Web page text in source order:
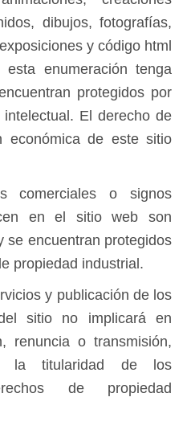
dibujos, fotografías,
y código html
enumeración tenga
protegidos por
El derecho de
económica de este sitio
comerciales o signos
en el sitio web son
se encuentran protegidos
propiedad industrial.
y publicación de los
sitio no implicará en
renuncia o transmisión,
la titularidad de los
de propiedad